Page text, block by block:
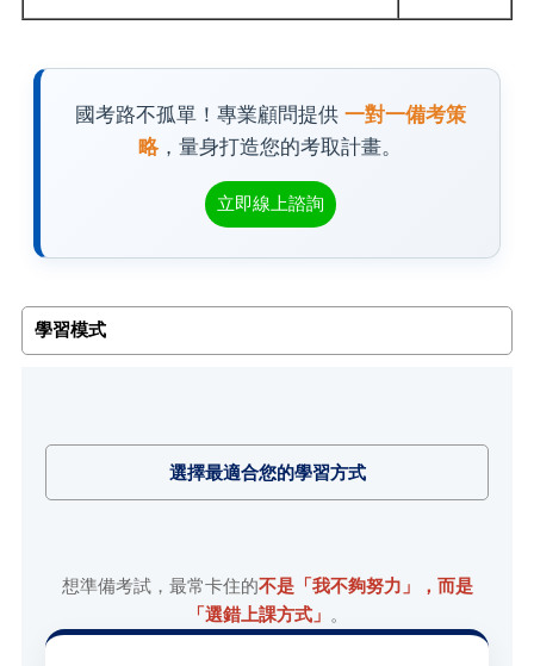
國考路不孤單！專業顧問提供 一對一備考策
略，量身打造您的考取計畫。
立即線上諮詢
學習模式
選擇最適合您的學習方式
想準備考試，最常卡住的不是「我不夠努力」，而是
「選錯上課方式」 。